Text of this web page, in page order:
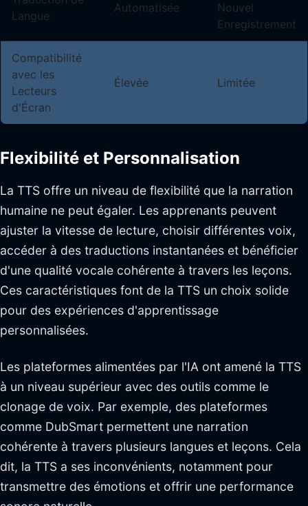
Langue
Automatisée
Nouvel
Enregistrement
Compatibilité
avec les
Lecteurs
d'Écran
Élevée Limitée
Flexibilité et Personnalisation
La TTS offre un niveau de flexibilité que la narration
humaine ne peut égaler. Les apprenants peuvent
ajuster la vitesse de lecture, choisir différentes voix,
accéder à des traductions instantanées et bénéficier
d'une qualité vocale cohérente à travers les leçons.
Ces caractéristiques font de la TTS un choix solide
pour des expériences d'apprentissage
personnalisées.
Les plateformes alimentées par l'IA ont amené la TTS
à un niveau supérieur avec des outils comme le
clonage de voix. Par exemple, des plateformes
comme DubSmart permettent une narration
cohérente à travers plusieurs langues et leçons. Cela
dit, la TTS a ses inconvénients, notamment pour
transmettre des émotions et offrir une performance